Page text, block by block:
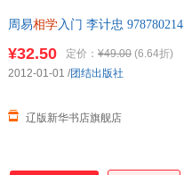
周易相学入门 李计忠
¥32.50 定价： ¥49.00 (6.64折)
辽版新华书店旗舰店
2012-01-01 /团结出版社